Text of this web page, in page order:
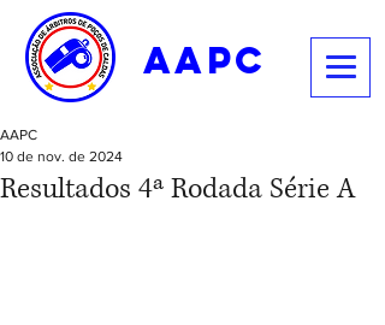
aapc
Resultados 4ª Rodada Série A
AAPC
10 de nov. de 2024